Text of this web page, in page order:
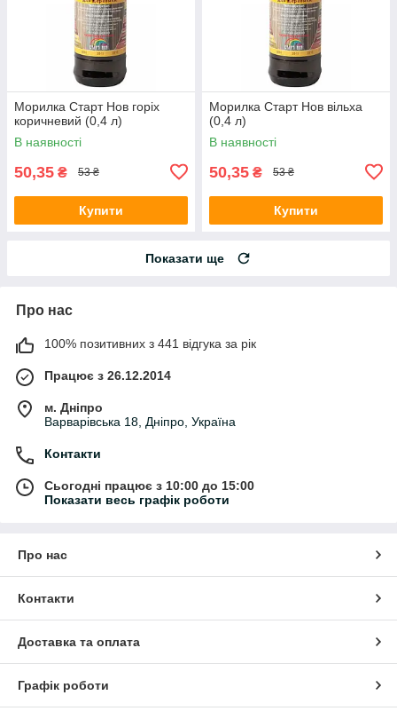
Морилка Старт Нов горіх
коричневий (0,4 л)
В наявності
50,35 ₴ 53 ₴
Купити
Морилка Старт Нов вільха
(0,4 л)
В наявності
50,35 ₴ 53 ₴
Купити
Показати ще
Про нас
100% позитивних з 441 відгука за рік
Працює з 26.12.2014
м. Дніпро
Варварівська 18, Дніпро, Україна
Контакти
Сьогодні працює з 10:00 до 15:00
Показати весь графік роботи
Про нас
Контакти
Доставка та оплата
Графік роботи